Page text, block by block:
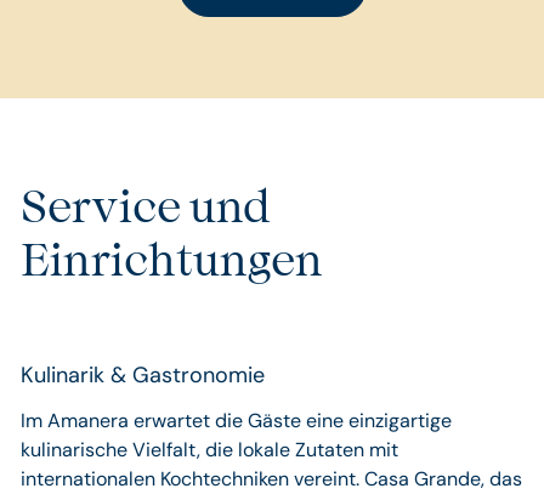
Service und
Einrichtungen
Kulinarik & Gastronomie
Im Amanera erwartet die Gäste eine einzigartige
kulinarische Vielfalt, die lokale Zutaten mit
internationalen Kochtechniken vereint. Casa Grande, das